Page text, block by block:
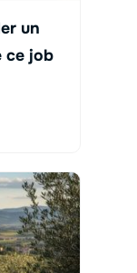
un
ce job